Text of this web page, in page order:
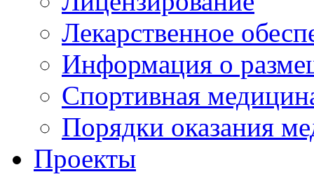
Лекарственное
Информация о
Спортивная
Порядки оказания
Проекты